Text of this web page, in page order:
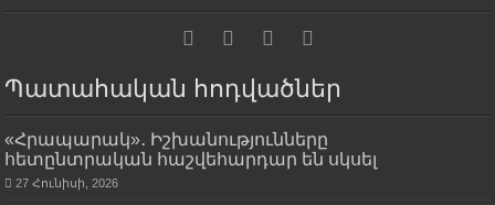
Պատահական հոդվածներ
«Հրապարակ»․ Իշխանությունները
հետընտրական հաշվեհարդար են սկսել
27 Հունիսի, 2026